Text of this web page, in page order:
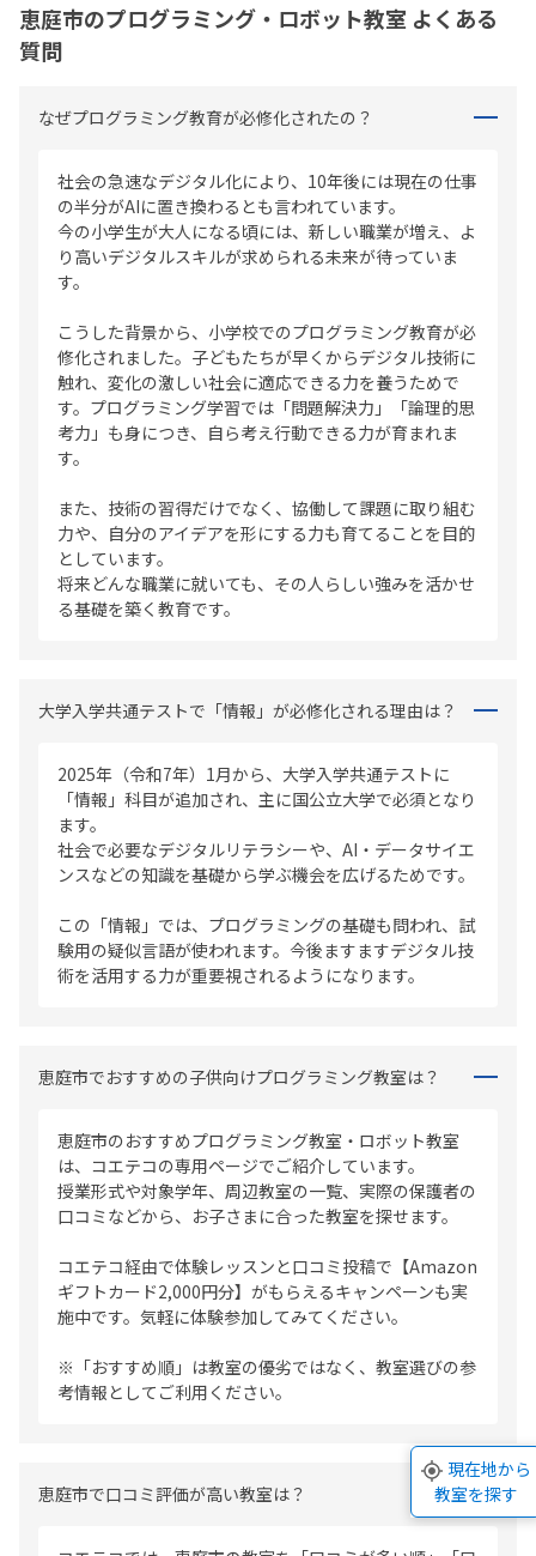
恵庭市のプログラミング・ロボット教室 よくある
質問
なぜプログラミング教育が必修化されたの？
社会の急速なデジタル化により、10年後には現在の仕事
の半分がAIに置き換わるとも言われています。
今の小学生が大人になる頃には、新しい職業が増え、よ
り高いデジタルスキルが求められる未来が待っていま
す。
こうした背景から、小学校でのプログラミング教育が必
修化されました。子どもたちが早くからデジタル技術に
触れ、変化の激しい社会に適応できる力を養うためで
す。プログラミング学習では「問題解決力」「論理的思
考力」も身につき、自ら考え行動できる力が育まれま
す。
また、技術の習得だけでなく、協働して課題に取り組む
力や、自分のアイデアを形にする力も育てることを目的
としています。
将来どんな職業に就いても、その人らしい強みを活かせ
る基礎を築く教育です。
大学入学共通テストで「情報」が必修化される理由は？
2025年（令和7年）1月から、大学入学共通テストに
「情報」科目が追加され、主に国公立大学で必須となり
ます。
社会で必要なデジタルリテラシーや、AI・データサイエ
ンスなどの知識を基礎から学ぶ機会を広げるためです。
この「情報」では、プログラミングの基礎も問われ、試
験用の疑似言語が使われます。今後ますますデジタル技
術を活用する力が重要視されるようになります。
恵庭市でおすすめの子供向けプログラミング教室は？
恵庭市のおすすめプログラミング教室・ロボット教室
は、コエテコの専用ページでご紹介しています。
授業形式や対象学年、周辺教室の一覧、実際の保護者の
口コミなどから、お子さまに合った教室を探せます。
コエテコ経由で体験レッスンと口コミ投稿で【Amazon
ギフトカード2,000円分】がもらえるキャンペーンも実
施中です。気軽に体験参加してみてください。
※「おすすめ順」は教室の優劣ではなく、教室選びの参
考情報としてご利用ください。
恵庭市で口コミ評価が高い教室は？
現在地から
教室を探す